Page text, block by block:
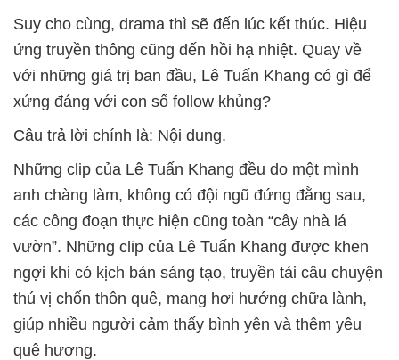
Suy cho cùng, drama thì sẽ đến lúc kết thúc. Hiệu
ứng truyền thông cũng đến hồi hạ nhiệt. Quay về
với những giá trị ban đầu, Lê Tuấn Khang có gì để
xứng đáng với con số follow khủng?
Câu trả lời chính là: Nội dung.
Những clip của Lê Tuấn Khang đều do một mình
anh chàng làm, không có đội ngũ đứng đằng sau,
các công đoạn thực hiện cũng toàn “cây nhà lá
vườn”. Những clip của Lê Tuấn Khang được khen
ngợi khi có kịch bản sáng tạo, truyền tải câu chuyện
thú vị chốn thôn quê, mang hơi hướng chữa lành,
giúp nhiều người cảm thấy bình yên và thêm yêu
quê hương.